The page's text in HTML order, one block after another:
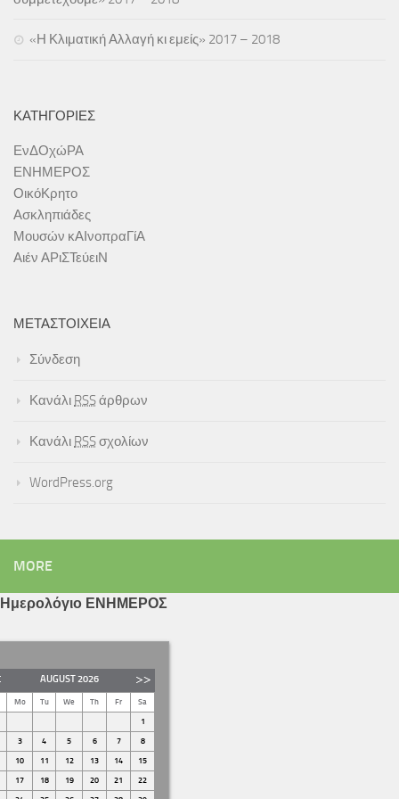
Asclipiada Magazine Vol.1
Asclipiada Magazine Vol. 3
ΕΝΗΜΕΡΟΣ
ΟικόΚρητο
Αιτήσεις Συμμετοχής (Σεμινάρια/Δράσεις)
Προγράμματα ΚΠΕ, etwinning, ΜΚΟ κτλ
«Η Κλιματική Αλλαγή κι εμείς» 2017 – 2018
ΚΑΤΗΓΟΡΊΕΣ
ΕνΔΟχώΡΑ
ΕΝΗΜΕΡΟΣ
ΟικόΚρητο
Ασκληπιάδες
Μουσών κΑΙνοπραΓίΑ
Αιέν ΑΡιΣΤεύειΝ
ΜΕΤΑΣΤΟΙΧΕΊΑ
Σύνδεση
Κανάλι RSSάρθρων
Κανάλι RSSσχολίων
WordPress.org
MORE
Ημερολόγιο ΕΝΗΜΕΡΟΣ
AUGUST2026
Mo Tu We Th Fr Sa
1
3 4 5 6 7 8
10 11 12 13 14 15
17 18 19 20 21 22